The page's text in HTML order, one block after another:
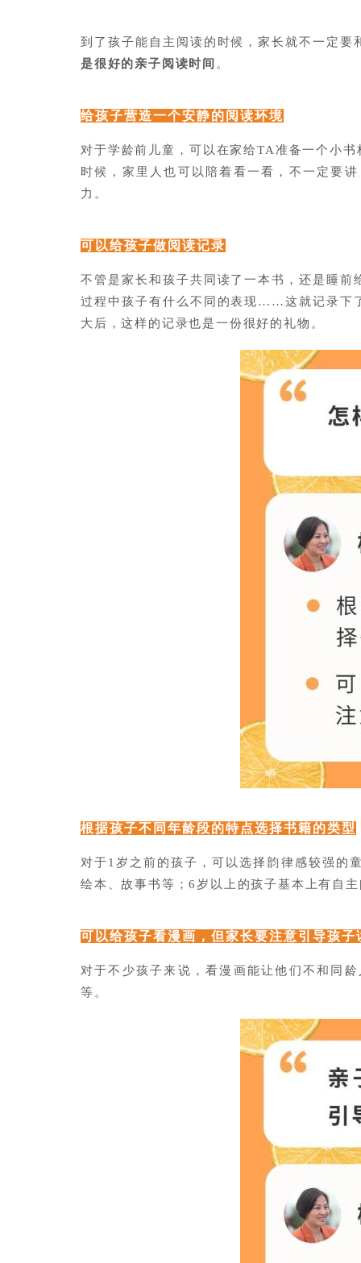
到了孩子能自主阅读的时候，家长就不一定
是很好的亲子阅读时间 。
给孩子营造一个安静的阅读环境
对于学龄前儿童，可以在家给TA准备一个小
时候，家里人也可以陪着看一看，不一定要
力。
可以给孩子做阅读记录
不管是家长和孩子共同读了一本书，还是睡前
过程中孩子有什么不同的表现……这就记录下
大后，这样的记录也是一份很好的礼物。
根据孩子不同年龄段的特点选择书籍的类型
对于1岁之前的孩子，可以选择韵律感较强的
绘本、故事书等；6岁以上的孩子基本上有自
可以给孩子看漫画，但家长要注意引导孩子
对于不少孩子来说，看漫画能让他们不和同
等。